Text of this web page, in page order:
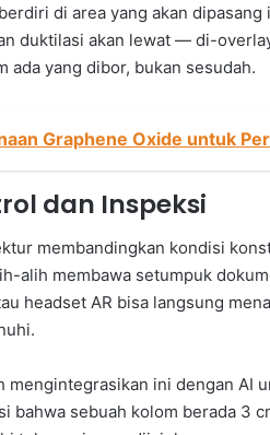
di area yang akan
duktilasi akan lewat — di-
ada yang dibor, bukan sesudah.
Graphene Oxide untuk
dan Inspeksi
membandingkan kondisi
alih membawa setumpuk
headset AR bisa langsung
mengintegrasikan ini dengan
bahwa sebuah kolom berada 3